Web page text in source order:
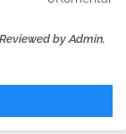
by Admin.